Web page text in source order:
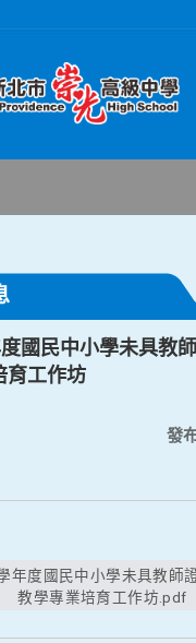
國民中小學未具教
育工作坊
發
教學專業培育工作坊.pdf